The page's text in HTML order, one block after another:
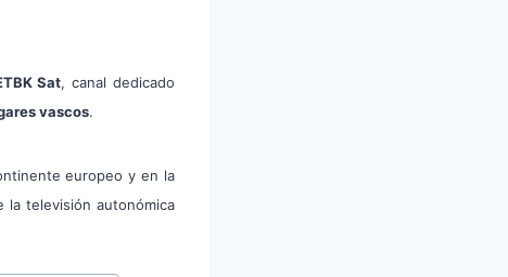
Sat, canal dedicado
vascos.
europeo y en la
la televisión autonómica